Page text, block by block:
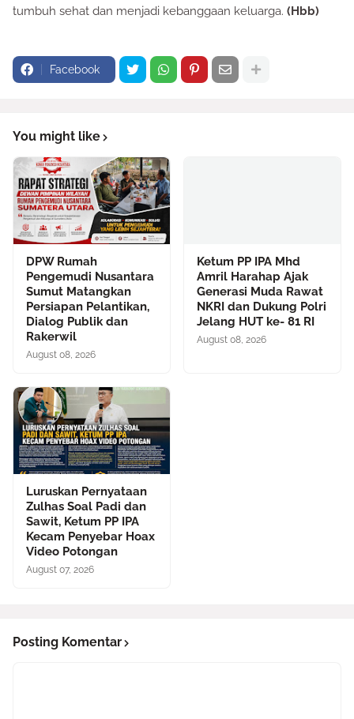
tumbuh sehat dan menjadi kebanggaan keluarga. (Hbb)
Facebook
You might like
DPW Rumah
Pengemudi Nusantara
Sumut Matangkan
Persiapan Pelantikan,
Dialog Publik dan
Rakerwil
August 08, 2026
Ketum PP IPA Mhd
Amril Harahap Ajak
Generasi Muda Rawat
NKRI dan Dukung Polri
Jelang HUT ke- 81 RI
August 08, 2026
Luruskan Pernyataan
Zulhas Soal Padi dan
Sawit, Ketum PP IPA
Kecam Penyebar Hoax
Video Potongan
August 07, 2026
Posting Komentar